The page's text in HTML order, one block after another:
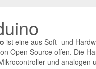
ist eine aus Soft- und
Open Source offen. Die
und analogen